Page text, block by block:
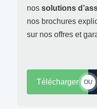
nos solutions
nos brochures
sur nos offres et
Télécharger OU